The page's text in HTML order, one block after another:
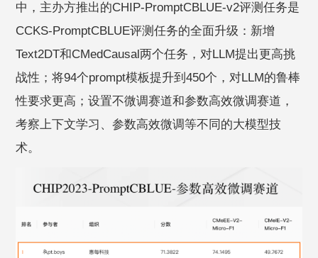
中，主办方推出的CHIP-PromptCBLUE-v2评测任务是
CCKS-PromptCBLUE评测任务的全面升级：新增
Text2DT和CMedCausal两个任务，对LLM提出更高挑
战性；将94个prompt模板提升到450个，对LLM的鲁棒
性要求更高；设置不微调赛道和参数高效微调赛道，
考察上下文学习、参数高效微调等不同的大模型技
术。